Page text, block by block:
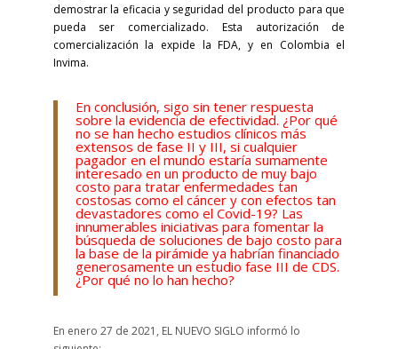
demostrar la eficacia y seguridad del producto para que
pueda ser comercializado. Esta autorización de
comercialización la expide la FDA, y en Colombia el
Invima.
En conclusión, sigo sin tener respuesta
sobre la evidencia de efectividad. ¿Por qué
no se han hecho estudios clínicos más
extensos de fase II y III, si cualquier
pagador en el mundo estaría sumamente
interesado en un producto de muy bajo
costo para tratar enfermedades tan
costosas como el cáncer y con efectos tan
devastadores como el Covid-19? Las
innumerables iniciativas para fomentar la
búsqueda de soluciones de bajo costo para
la base de la pirámide ya habrían financiado
generosamente un estudio fase III de CDS.
¿Por qué no lo han hecho?
En enero 27 de 2021, EL NUEVO SIGLO informó lo